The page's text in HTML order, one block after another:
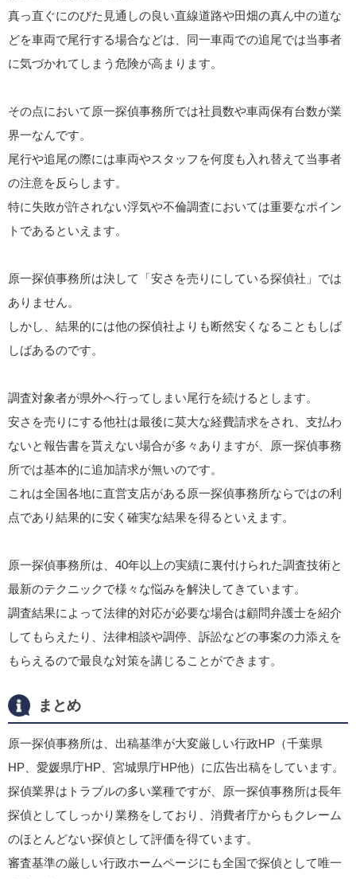
真っ直ぐにのびた見通しの良い直線道路や田畑の真ん中の道な
どを車両で尾行する場合などは、同一車両での追尾では当事者
に気づかれてしまう危険が高まります。
その点において原一探偵事務所では社員数や車両保有台数が業
界一なんです。
尾行や追尾の際には車両やスタッフを何度も入れ替えて当事者
の注意を反らします。
特に失敗が許されない浮気や不倫調査においては重要なポイン
トであるといえます。
原一探偵事務所は決して「安さを売りにしている探偵社」では
ありません。
しかし、結果的には他の探偵社よりも断然安くなることもしば
しばあるのです。
調査対象者が県外へ行ってしまい尾行を続けるとします。
安さを売りにする他社は最後に莫大な経費請求をされ、支払わ
ないと報告書を貰えない場合が多々ありますが、原一探偵事務
所では基本的に追加請求が無いのです。
これは全国各地に直営支店がある原一探偵事務所ならではの利
点であり結果的に安く確実な結果を得るといえます。
原一探偵事務所は、40年以上の実績に裏付けられた調査技術と
最新のテクニックで様々な悩みを解決してきています。
調査結果によって法律的対応が必要な場合は顧問弁護士を紹介
してもらえたり、法律相談や調停、訴訟などの事案の力添えを
もらえるので最良な対策を講じることができます。
まとめ
原一探偵事務所は、出稿基準が大変厳しい行政HP（千葉県
HP、愛媛県庁HP、宮城県庁HP他）に広告出稿をしています。
探偵業界はトラブルの多い業種ですが、原一探偵事務所は長年
探偵としてしっかり業務をしており、消費者庁からもクレーム
のほとんどない探偵として評価を得ています。
審査基準の厳しい行政ホームページにも全国で探偵として唯一